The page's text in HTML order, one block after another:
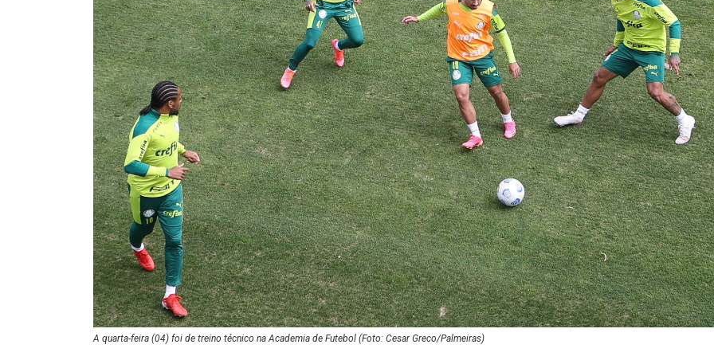
A quarta-feira (04) foi de treino técnico na Academia de Futebol (Foto: Cesar Greco/Palmeiras)